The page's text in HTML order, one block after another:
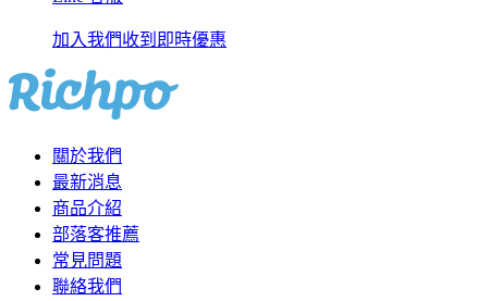
加入我們收到即時優惠
關於我們
最新消息
商品介紹
部落客推薦
常見問題
聯絡我們